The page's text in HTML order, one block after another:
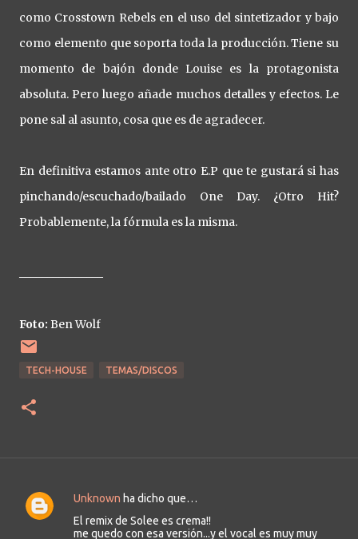
como Crosstown Rebels en el uso del sintetizador y bajo
como elemento que soporta toda la producción. Tiene su
momento de bajón donde Louise es la protagonista
absoluta. Pero luego añade muchos detalles y efectos. Le
pone sal al asunto, cosa que es de agradecer.
En definitiva estamos ante otro E.P que te gustará si has
pinchando/escuchado/bailado One Day. ¿Otro Hit?
Probablemente, la fórmula es la misma.
Foto: Ben Wolf
TECH-HOUSE TEMAS/DISCOS
C
Unknown ha dicho que…
El remix de Solee es crema!!
me quedo con esa versión...y el vocal es muy muy